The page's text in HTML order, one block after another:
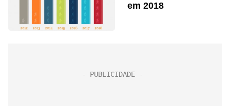
em 2018